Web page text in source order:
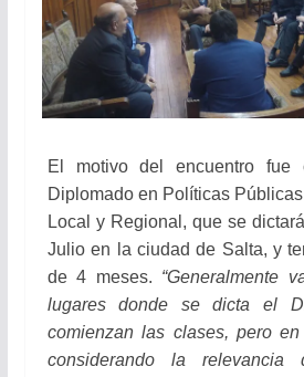
El motivo del encuentro fue
Diplomado en Políticas
Local y Regional, que se
Julio en la ciudad de Salta, y
de 4 meses. “Generalmente
lugares donde se dicta el
comienzan las clases, pero
considerando la relevancia